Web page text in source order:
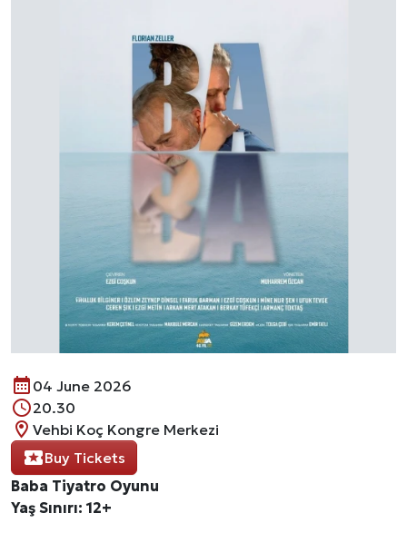
04 June 2026
20.30
Vehbi Koç Kongre Merkezi
Buy Tickets
Baba Tiyatro Oyunu
Yaş Sınırı: 12+